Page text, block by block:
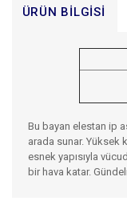
ÜRÜN BILGISI
Bu bayan elestan ip
arada sunar. Yüksek
esnek yapısıyla
bir hava katar.